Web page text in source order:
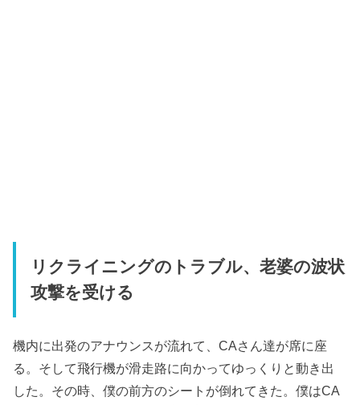
リクライニングのトラブル、老婆の波状
攻撃を受ける
機内に出発のアナウンスが流れて、CAさん達が席に座
る。そして飛行機が滑走路に向かってゆっくりと動き出
した。その時、僕の前方のシートが倒れてきた。僕はCA